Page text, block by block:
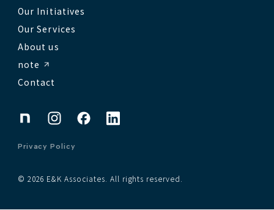
Our Initiatives
Our Services
About us
note
Contact
Privacy Policy
© 2026 E&K Associates. All rights reserved.